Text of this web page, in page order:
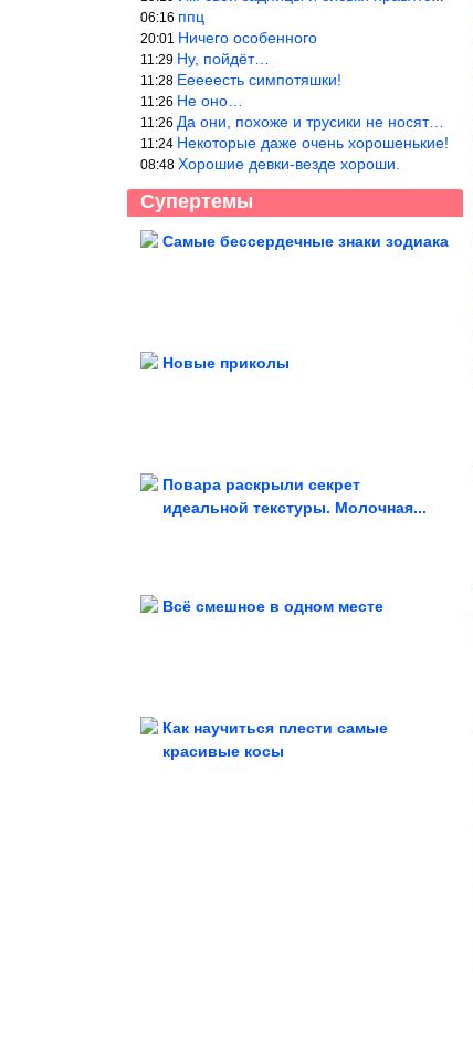
06:16 ппц
20:01 Ничего особенного
11:29 Ну, пойдёт…
11:28 Ееееесть симпотяшки!
11:26 Не оно…
11:26 Да они, похоже и трусики не носят…
11:24 Некоторые даже очень хорошенькие!
08:48 Хорошие девки-везде хороши.
Супертемы
Самые бессердечные знаки зодиака
Новые приколы
Повара раскрыли секрет
идеальной текстуры. Молочная...
Всё смешное в одном месте
Как научиться плести самые
красивые косы